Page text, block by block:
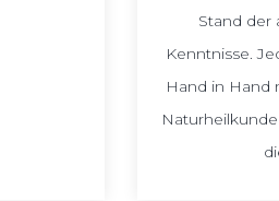
Stand der
Kenntnisse.
Hand in Hand